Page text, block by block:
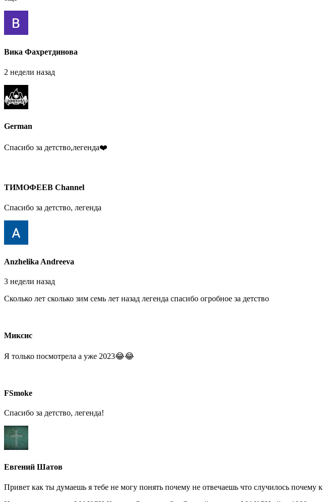
Вика Фахретдинова
2 недели назад
German
Спасибо за детство,легенда❤️
ТИМОФЕЕВ Channel
Спасибо за детство, легенда
Anzhelika Andreeva
3 недели назад
Сколько лет сколько зим семь лет назад легенда спасибо огробное за детство
Миксис
Я только посмотрела а уже 2023😂😂
FSmoke
Спасибо за детство, легенда!
Евгений Шатов
Привет как ты думаешь я тебе не могу понять почему не отвечаешь что случилось почему к